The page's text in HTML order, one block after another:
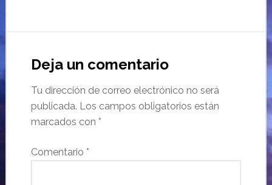
Deja un comentario
Tu dirección de correo electrónico no será
publicada. Los campos obligatorios están
marcados con *
Comentario *